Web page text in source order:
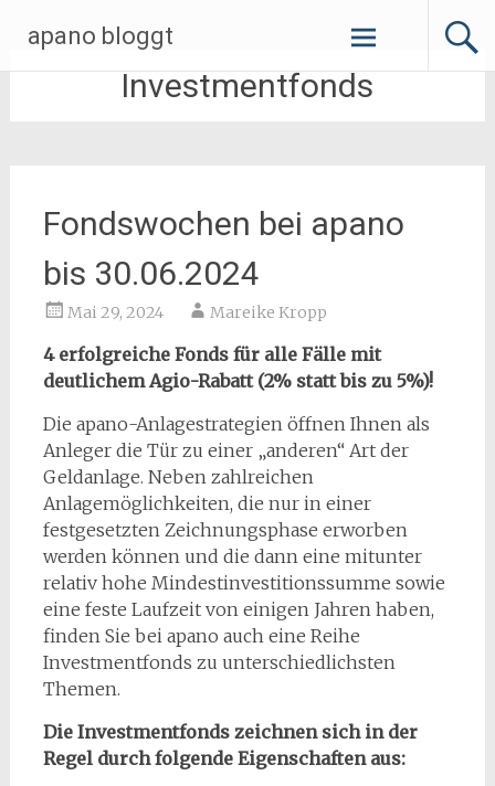
Inhalt
springen
apano bloggt
Investmentfonds
Fondswochen bei apano
bis 30.06.2024
Mai 29, 2024 Mareike Kropp
4 erfolgreiche Fonds für alle Fälle mit
deutlichem Agio-Rabatt (2% statt bis zu 5%)!
Die apano-Anlagestrategien öffnen Ihnen als
Anleger die Tür zu einer „anderen“ Art der
Geldanlage. Neben zahlreichen
Anlagemöglichkeiten, die nur in einer
festgesetzten Zeichnungsphase erworben
werden können und die dann eine mitunter
relativ hohe Mindestinvestitionssumme sowie
eine feste Laufzeit von einigen Jahren haben,
finden Sie bei apano auch eine Reihe
Investmentfonds zu unterschiedlichsten
Themen.
Die Investmentfonds zeichnen sich in der
Regel durch folgende Eigenschaften aus: